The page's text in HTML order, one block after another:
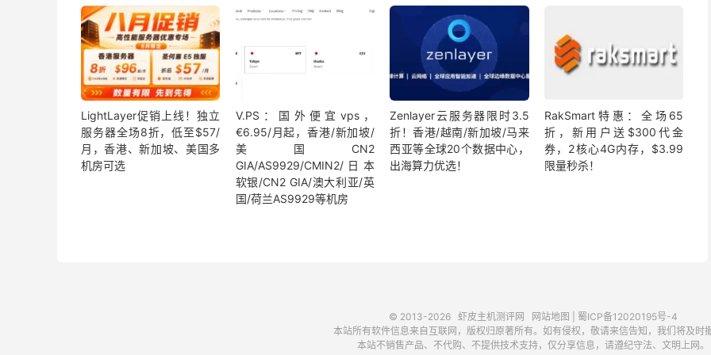
LightLayer促销上线！独立
服务器全场8折，低至$57/
月，香港、新加坡、美国多
机房可选
V.PS：国外便宜vps，
€6.95/月起，香港/新加坡/
美国CN2
GIA/AS9929/CMIN2/日本
软银/CN2 GIA/澳大利亚/英
国/荷兰AS9929等机房
Zenlayer云服务器限时3.5
折！香港/越南/新加坡/马来
西亚等全球20个数据中心，
出海算力优选！
RakSmart特惠：全场65
折，新用户送$300代金
券，2核心4G内存，$3.99
限量秒杀！
© 2013-2026 虾皮主机测评网 网站地图
蜀ICP备12020195号-4
本站所有软件信息来自互联网，版权归原著所有。如有侵权，敬请来信告知，我们将及时
本站不销售产品、不代购、不提供技术支持，仅分享信息，请遵纪守法、文明上网。